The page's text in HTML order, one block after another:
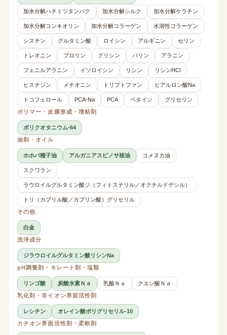
加水分解ハチミツタンパク 加水分解シルク 加水分解ケラチン
加水分解コンキオリン 加水分解コラーゲン 水溶性コラーゲン
シスチン グルタミン酸 ロイシン アルギニン セリン
トレオニン プロリン グリシン バリン アラニン
フェニルアラニン イソロイシン リシン リシンHCl
ヒスチジン メチオニン トリプトファン ヒアルロン酸Na
トコフェロール PCA-Na PCA ベタイン
グリセリン
ポリマー・皮膜形成・増粘剤
ポリクオタニウム-64
油剤・オイル
ホホバ種子油 アルガニアスピノサ核油 コメヌカ油
スクワラン
ラウロイルグルタミン酸ジ（フィトステリル／オクチルドデシル）
トリ（カプリル酸／カプリン酸）グリセリル
その他
白金
洗浄成分
ジラウロイルグルタミン酸リシンNa
pH調整剤・キレート剤・塩類
リンゴ酸 炭酸水素Ｎａ 乳酸Ｎａ
クエン酸Ｎａ
乳化剤・非イオン界面活性剤
レシチン
オレイン酸ポリグリセリル-10
カチオン界面活性剤・柔軟剤